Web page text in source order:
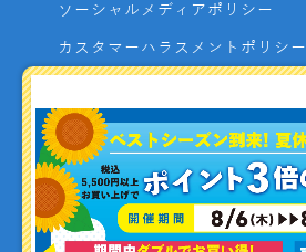
ソーシャルメディアポリシー
カスタマーハラスメントポリシー
よくあるご質問
お問い合わせ
利用者資金の保全方法